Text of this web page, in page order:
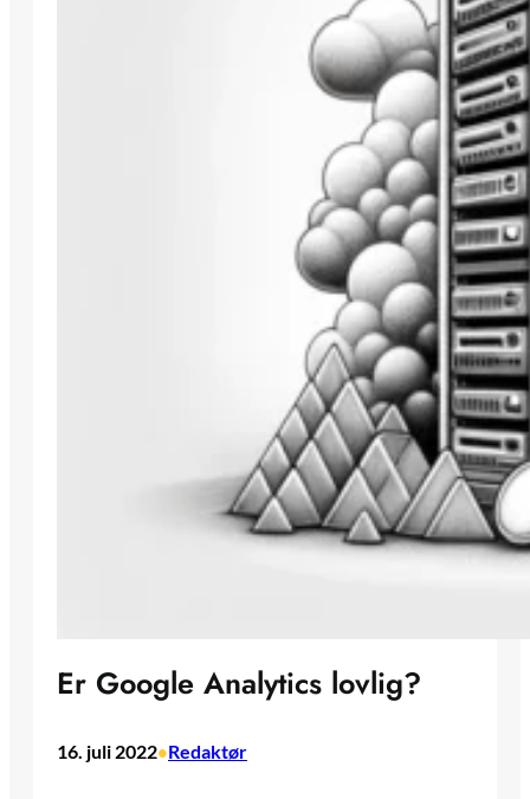
Er Google Analytics lovlig?
16. juli 2022•Redaktør